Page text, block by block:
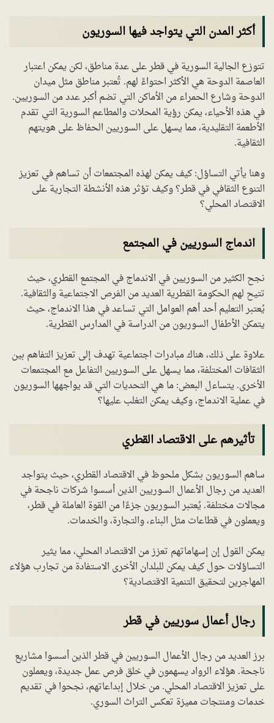
أكثر المدن التي يتواجد فيها السوريون
تتوزع الجالية السورية في قطر على عدة مناطق، لكن يمكن اعتبار
العاصمة الدوحة هي الأكثر احتواءً لهم. تُعتبر مناطق مثل ميدان
الدوحة وشارع الحمراء من الأماكن التي تضم أكبر عدد من السوريين.
في هذه الأحياء، يمكن رؤية المحلات والمطاعم السورية التي تقدم
الأطعمة التقليدية، مما يسهل على السوريين الحفاظ على هويتهم
الثقافية.
وهنا يأتي التساؤل: كيف يمكن لهذه المجتمعات أن تساهم في تعزيز
التنوع الثقافي في قطر؟ وكيف تؤثر هذه الأنشطة التجارية على
الاقتصاد المحلي؟
اندماج السوريين في المجتمع
نجح الكثير من السوريين في الاندماج في المجتمع القطري، حيث
تتيح لهم الحكومة القطرية العديد من الفرص الاجتماعية والثقافية.
يُعتبر التعليم أحد أهم العوامل التي تساعد في هذا الاندماج، حيث
يتمكن الأطفال السوريون من الدراسة في المدارس القطرية.
علاوة على ذلك، هناك مبادرات اجتماعية تهدف إلى تعزيز التفاهم بين
الثقافات المختلفة، مما يسهل على السوريين التفاعل مع المجتمعات
الأخرى. يتساءل البعض: ما هي التحديات التي قد يواجهها السوريون
في عملية الاندماج، وكيف يمكن التغلب عليها؟
تأثيرهم على الاقتصاد القطري
ساهم السوريون بشكل ملحوظ في الاقتصاد القطري، حيث يتواجد
العديد من رجال الأعمال السوريين الذين أسسوا شركات ناجحة في
مجالات مختلفة. يُعتبر السوريون جزءًا من القوة العاملة في قطر،
ويعملون في قطاعات مثل البناء، والتجارة، والخدمات.
يمكن القول إن إسهاماتهم تعزز من الاقتصاد المحلي، مما يثير
التساؤلات حول كيف يمكن للبلدان الأخرى الاستفادة من تجارب هؤلاء
المهاجرين لتحقيق التنمية الاقتصادية؟
رجال أعمال سوريين في قطر
برز العديد من رجال الأعمال السوريين في قطر الذين أسسوا مشاريع
ناجحة. هؤلاء الرواد يسهمون في خلق فرص عمل جديدة، ويعملون
على تعزيز الاقتصاد المحلي. من خلال إبداعاتهم، نجحوا في تقديم
خدمات ومنتجات مميزة تعكس التراث السوري.